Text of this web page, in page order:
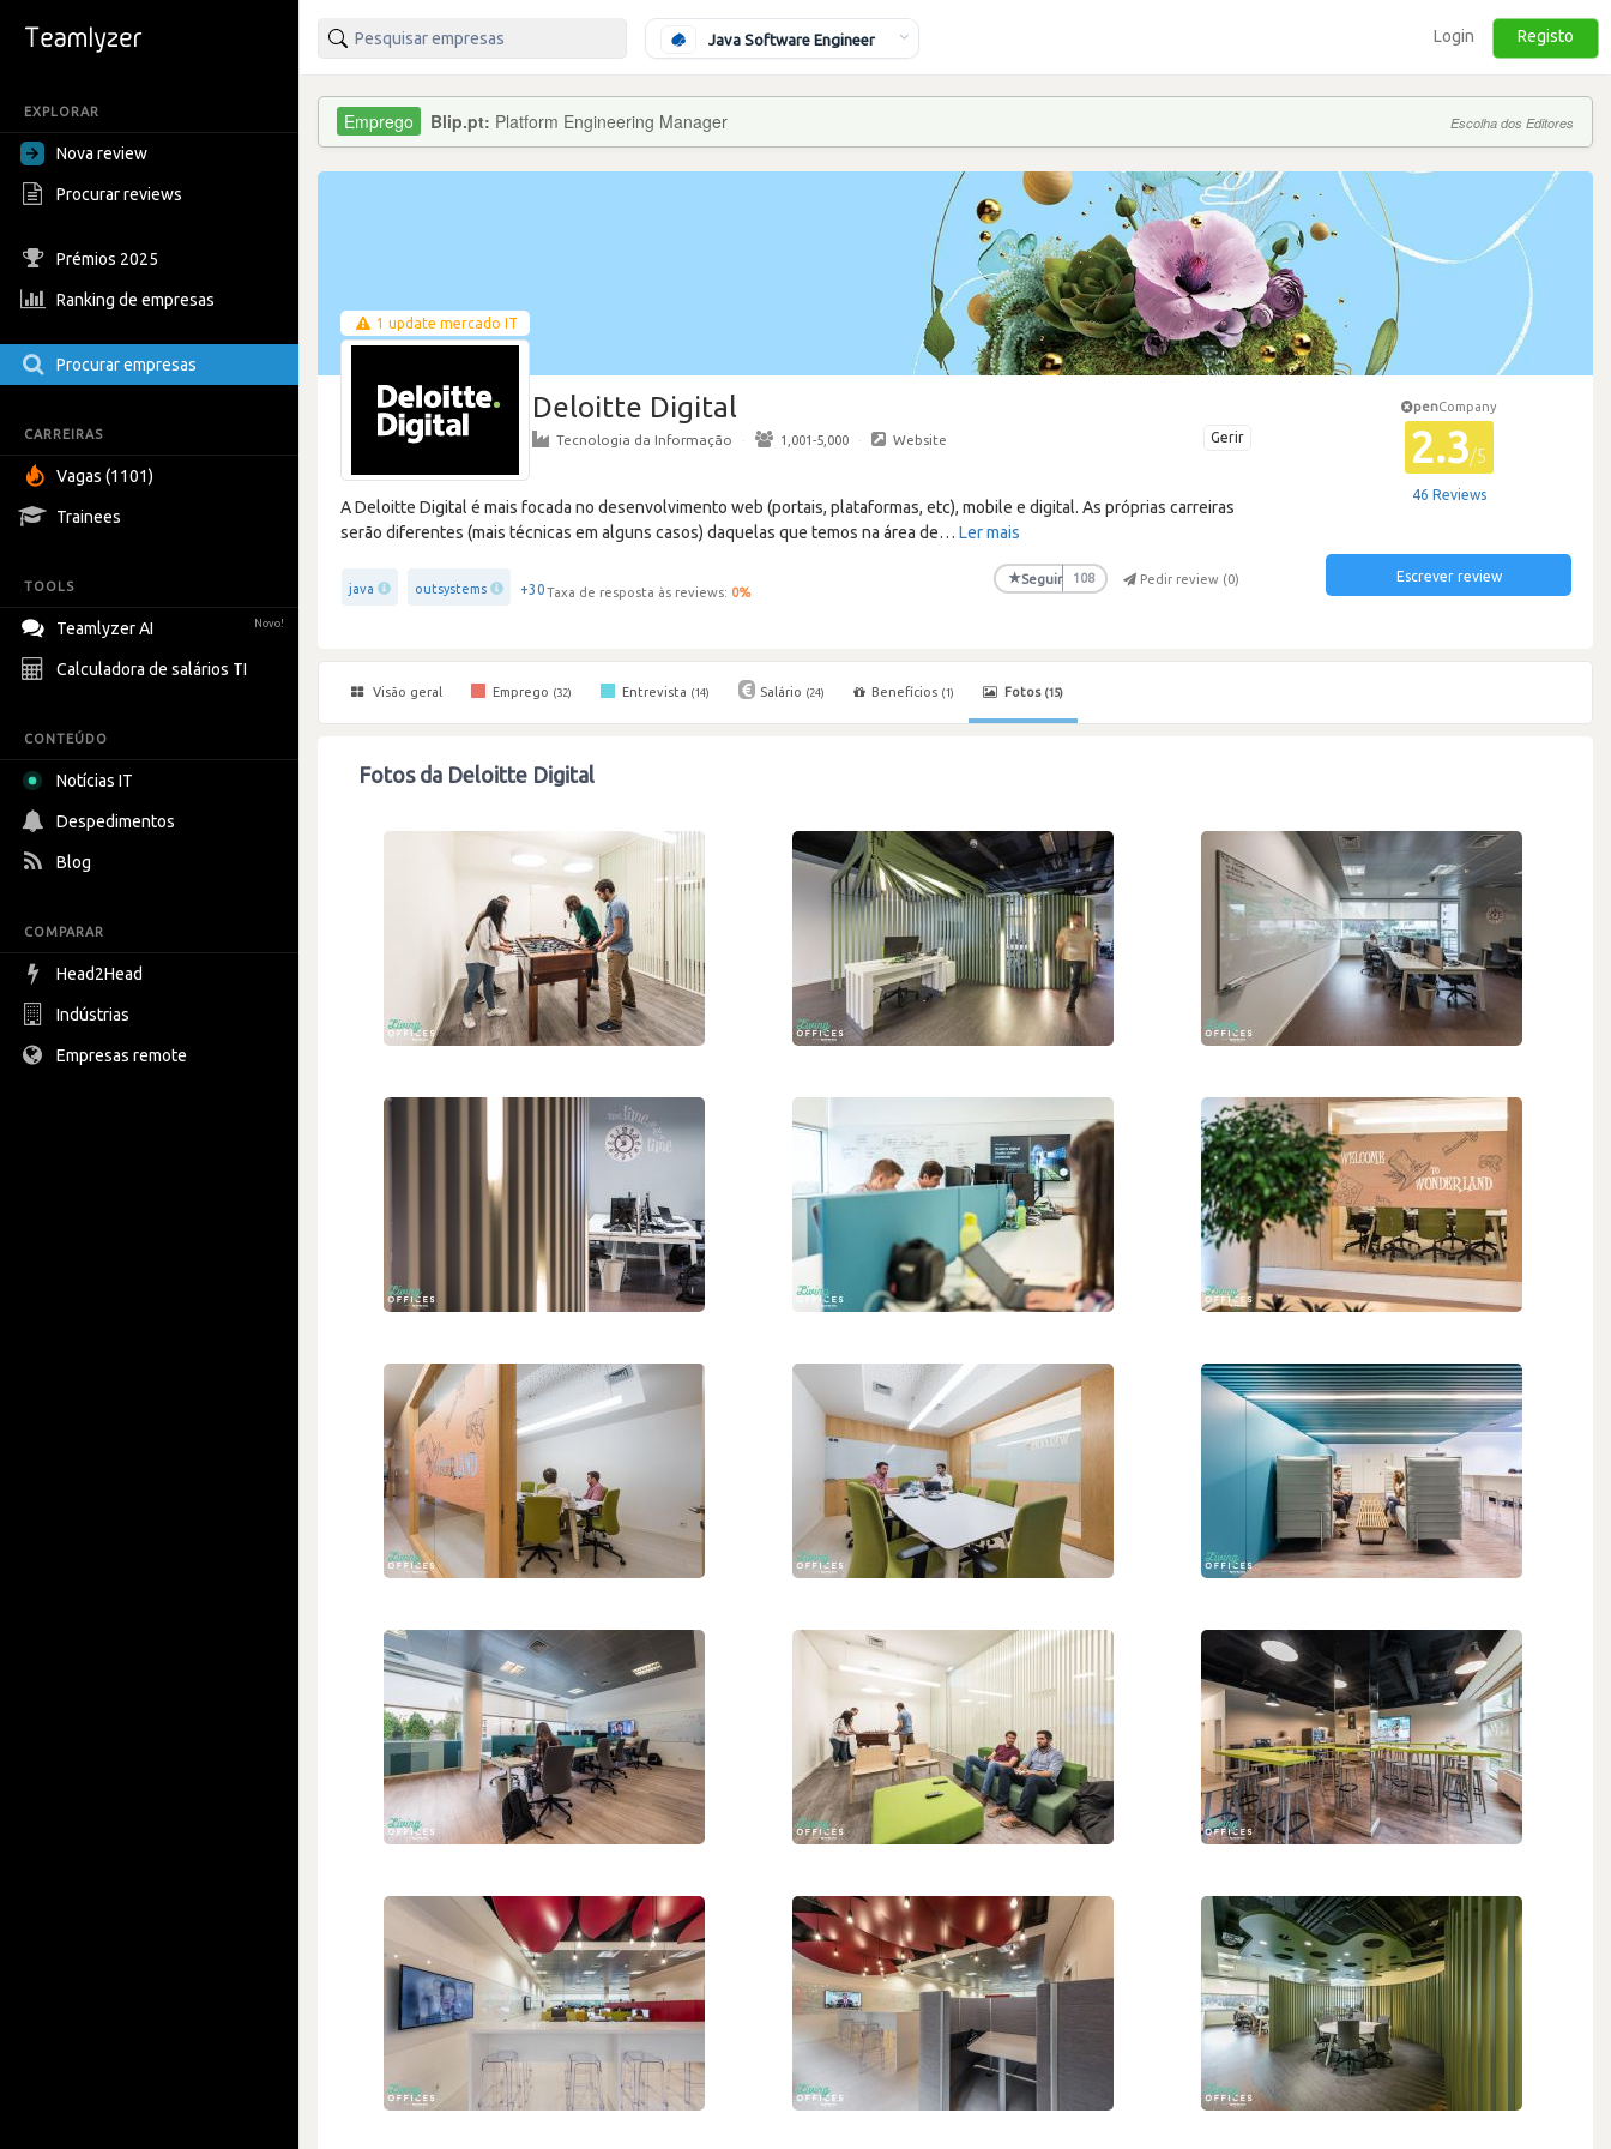
EXPLORAR
Nova review
Procurar reviews
Prémios 2025
Ranking de empresas
Procurar empresas
CARREIRAS
Vagas (1101)
Trainees
TOOLS
Teamlyzer AI Novo!
Calculadora de salários TI
CONTEÚDO
Notícias IT
Despedimentos
Blog
COMPARAR
Head2Head
Indústrias
Empresas remote
Java Software Engineer Login Registo
Blip.pt: Platform Engineering Manager Escolha dos Editores
1 update mercado IT
Deloitte Digital
Gerir
Tecnologia da Informação · 1,001-5,000 · Website
A Deloitte Digital é mais focada no desenvolvimento web (portais, plataformas, etc), mobile e digital. As próprias carreiras
serão diferentes (mais técnicas em alguns casos) daquelas que temos na área de… Ler mais
java outsystems +30Taxa de resposta às reviews: 0%
★Seguir 108 Pedir review (0)
penCompany
2.3/5
46 Reviews
Escrever review
Visão geral Emprego (32) Entrevista (14) Salário (24) Benefícios (1) Fotos (15)
Fotos da Deloitte Digital